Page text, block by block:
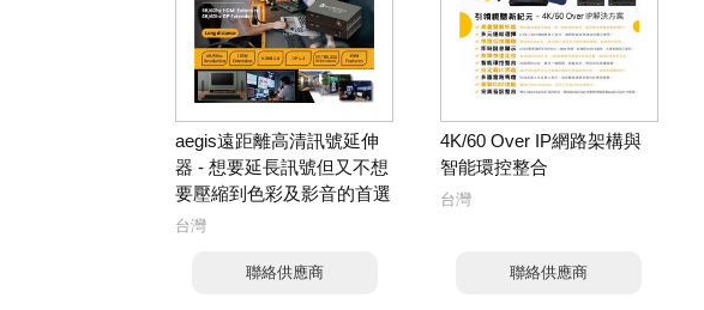
aegis遠距離高清訊號延伸
器 - 想要延長訊號但又不想
要壓縮到色彩及影音的首選
台灣
聯絡供應商
4K/60 Over IP網路架構與
智能環控整合
台灣
聯絡供應商